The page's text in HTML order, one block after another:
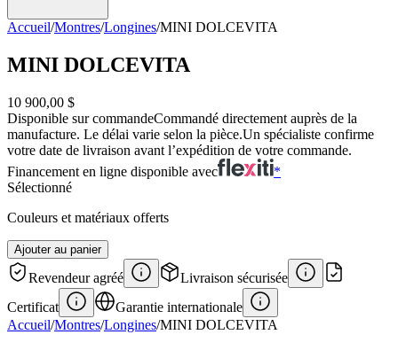
Accueil/Montres/Longines/MINI DOLCEVITA
MINI DOLCEVITA
10 900,00 $
Disponible sur commandeCommandé directement auprès de la
manufacture. Le délai varie selon la pièce.Un spécialiste confirme
votre date de livraison avant l’expédition de votre commande.
Financement en ligne disponible avec
*
Sélectionné
Couleurs et matériaux offerts
Ajouter au panier
Revendeur agréé
Livraison sécurisée
Certificat
Garantie internationale
Accueil/Montres/Longines/MINI DOLCEVITA